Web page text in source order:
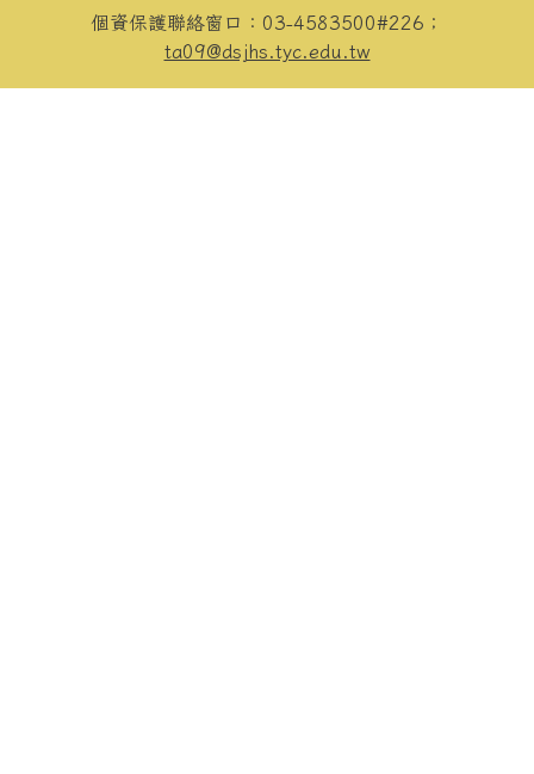
個資保護聯絡窗口：03-4583500#226；
ta09@dsjhs.tyc.edu.tw